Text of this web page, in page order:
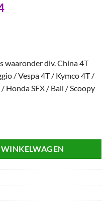
waaronder div. China 4T
/ Vespa 4T / Kymco 4T /
Honda SFX / Bali / Scoopy